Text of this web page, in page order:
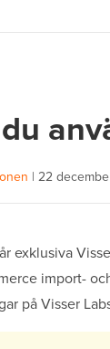
| 22
exklusiva
import-
på Visser